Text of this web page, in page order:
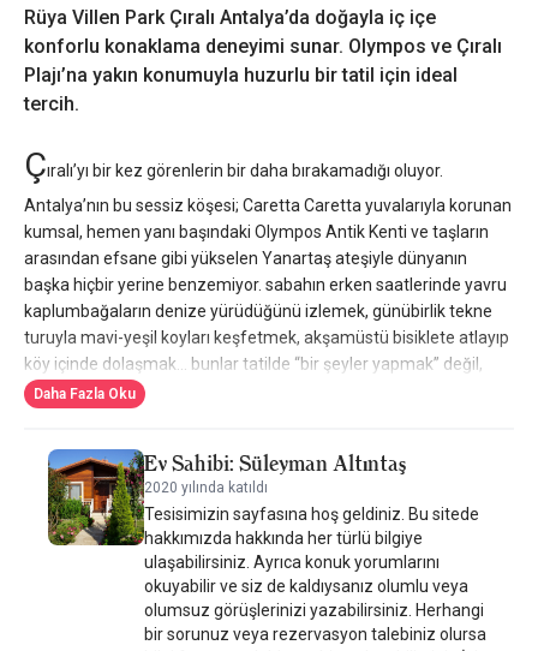
Rüya Villen Park Çıralı Antalya’da doğayla iç içe
konforlu konaklama deneyimi sunar. Olympos ve Çıralı
Plajı’na yakın konumuyla huzurlu bir tatil için ideal
tercih.
Çıralı’yı bir kez görenlerin bir daha bırakamadığı oluyor.
Antalya’nın bu sessiz köşesi; Caretta Caretta yuvalarıyla korunan
kumsal, hemen yanı başındaki Olympos Antik Kenti ve taşların
arasından efsane gibi yükselen Yanartaş ateşiyle dünyanın
başka hiçbir yerine benzemiyor. sabahın erken saatlerinde yavru
kaplumbağaların denize yürüdüğünü izlemek, günübirlik tekne
turuyla mavi-yeşil koyları keşfetmek, akşamüstü bisiklete atlayıp
köy içinde dolaşmak… bunlar tatilde “bir şeyler yapmak” değil,
hayatı gerçekten hissetmek gibi bir şey.
30 yılı aşkın süredir Çıralı’da turizmcilik yapan bir ailenin “farklı bir
şeyler yapmalı” diye yola çıkmasıyla 2015’te hayat bulan bu yer;
sizi bir otel misafiri gibi değil, komşu gibi karşılıyor. bungalow
evler bölgenin doğasına saygıyla, sedir ve çam ağaçlarından inşa
edilmiş. 73 m²’lik bu evlerin her biri; 2 yatak odası, oturma odası,
mutfak ve banyo ile gerçek anlamda ev konforu sunuyor.
mutfağın balkonla buluştuğu o kapı ise tam da herkesin içinde
Daha Fazla Oku
Ev Sahibi: Süleyman Altıntaş
2020 yılında katıldı
Tesisimizin sayfasına hoş geldiniz. Bu sitede
hakkımızda hakkında her türlü bilgiye
ulaşabilirsiniz. Ayrıca konuk yorumlarını
okuyabilir ve siz de kaldıysanız olumlu veya
olumsuz görüşlerinizi yazabilirsiniz. Herhangi
bir sorunuz veya rezervasyon talebiniz olursa